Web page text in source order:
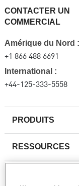
PRODUITS
Pare-feux de
RESSOURCES
CONTACTER UN
COMMERCIAL
Amérique du Nord :
+1 866 488 6691
International :
+44-125-333-5558